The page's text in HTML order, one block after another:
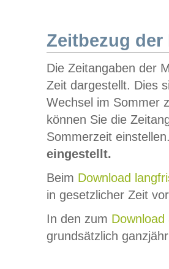
Zeitbezug der
Die Zeitangaben der
Zeit dargestellt. Dies
Wechsel im Sommer
können Sie die
Sommerzeit
eingestellt.
Beim Download
in gesetzlicher Zeit
In den zum Download
grundsätzlich